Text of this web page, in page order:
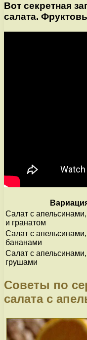
Вот секретная
салата.
Салат с
и гранатом
Салат с
бананами
Салат с
грушами
Советы по
салата с